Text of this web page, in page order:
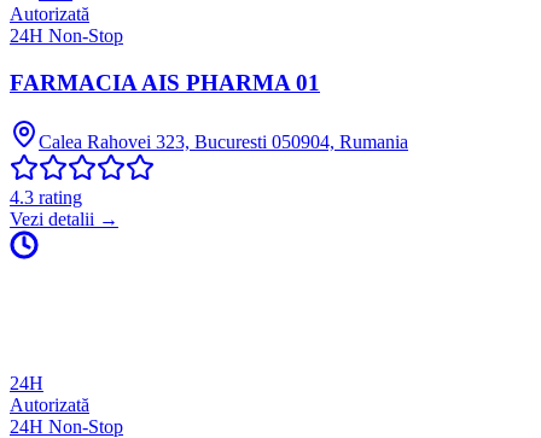
Autorizată
24H Non-Stop
FARMACIA AIS PHARMA 01
Calea Rahovei 323, Bucuresti 050904, Rumania
4.3 rating
Vezi detalii →
24H
Autorizată
24H Non-Stop